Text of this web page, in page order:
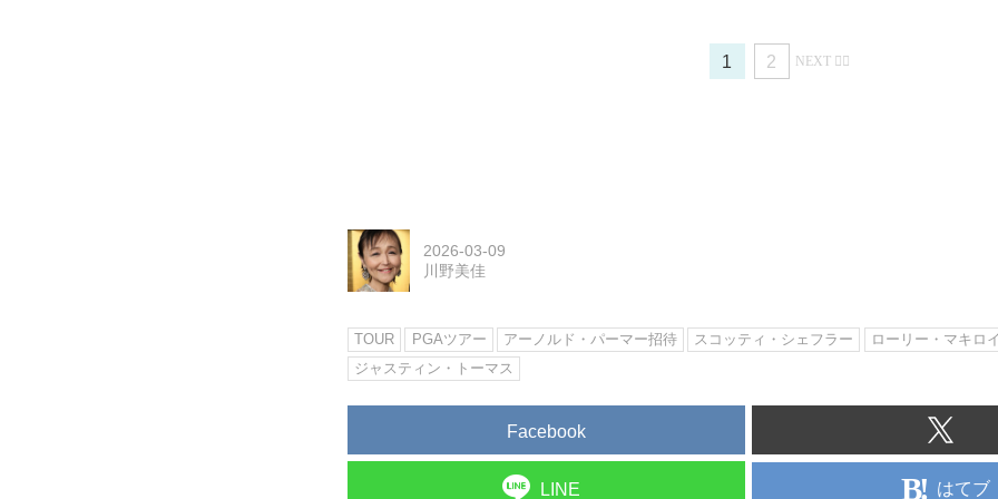
1 2
2026-03-09
川野美佳
TOUR PGAツアー アーノルド・パーマー招待 スコッティ・シェフラー
ローリー・マキロ
ジャスティン・トーマス
Facebook
LINE はてブ